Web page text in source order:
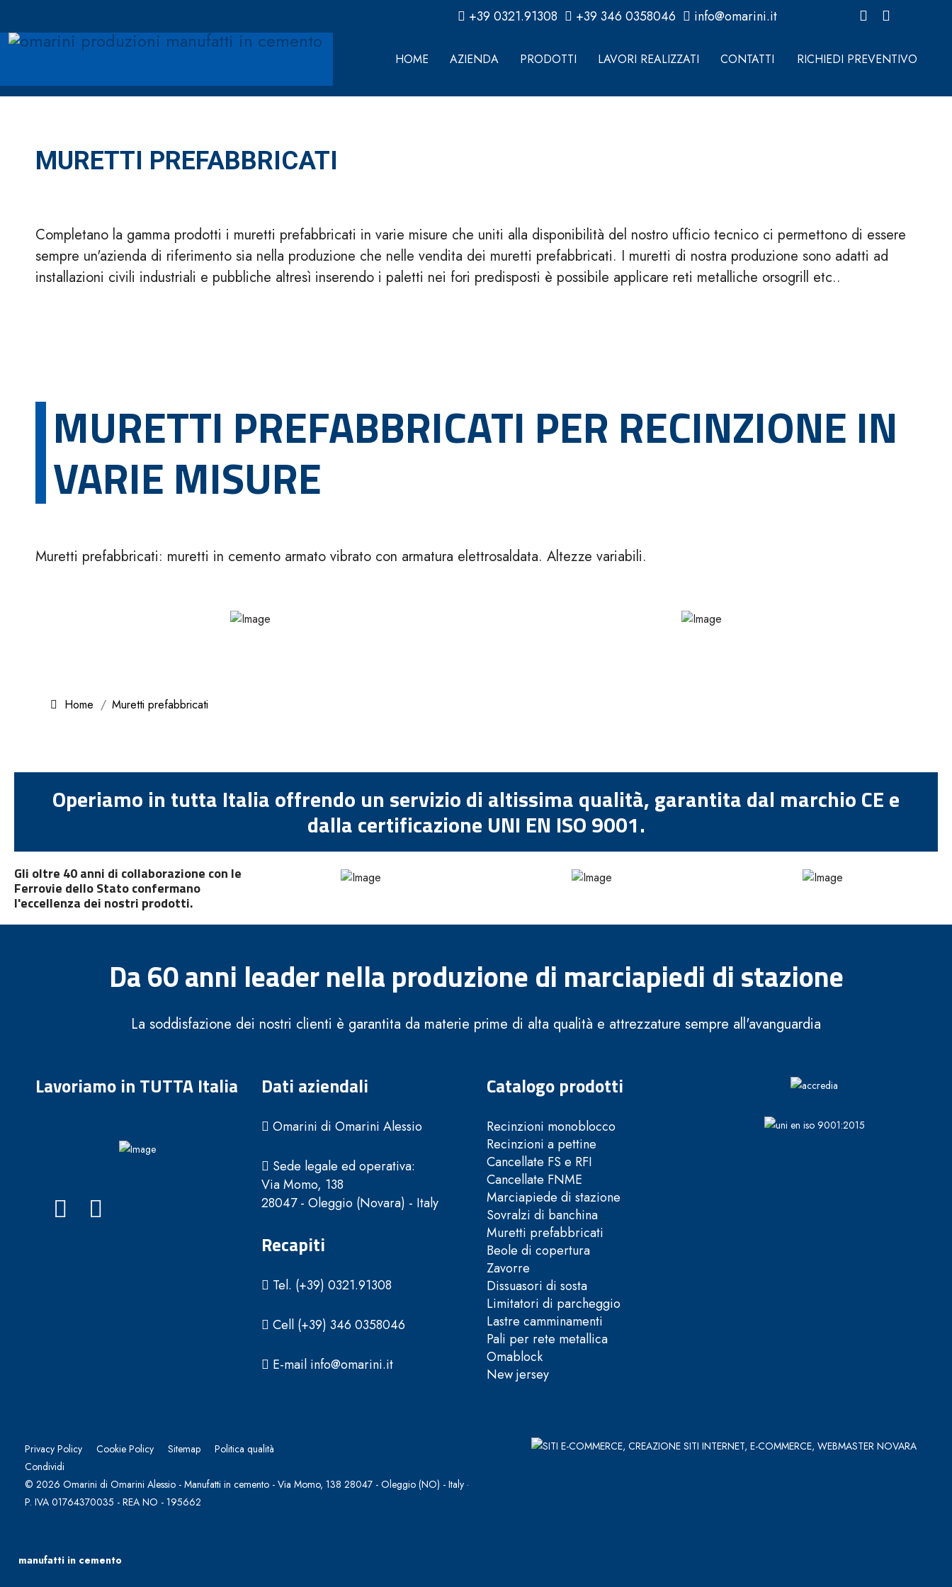
+39 0321.91308 +39 346 0358046 info@omarini.it
HOME AZIENDA PRODOTTI LAVORI REALIZZATI CONTATTI RICHIEDI PREVENTIVO
MURETTI PREFABBRICATI
Completano la gamma prodotti i muretti prefabbricati in varie misure che uniti alla disponibilità del nostro ufficio tecnico ci permettono di essere
sempre un'azienda di riferimento sia nella produzione che nelle vendita dei muretti prefabbricati. I muretti di nostra produzione sono adatti ad
installazioni civili industriali e pubbliche altresì inserendo i paletti nei fori predisposti è possibile applicare reti metalliche orsogrill etc..
MURETTI PREFABBRICATI PER RECINZIONE IN
VARIE MISURE
Muretti prefabbricati: muretti in cemento armato vibrato con armatura elettrosaldata. Altezze variabili.
Home Muretti prefabbricati
Operiamo in tutta Italia offrendo un servizio di altissima qualità, garantita dal marchio CE e
dalla certificazione UNI EN ISO 9001.
Gli oltre 40 anni di collaborazione con le
Ferrovie dello Stato confermano
l'eccellenza dei nostri prodotti.
Da 60 anni leader nella produzione di marciapiedi di stazione
La soddisfazione dei nostri clienti è garantita da materie prime di alta qualità e attrezzature sempre all'avanguardia
Lavoriamo in TUTTA Italia Dati aziendali
Omarini di Omarini Alessio
Sede legale ed operativa:
Via Momo, 138
28047 - Oleggio (Novara) - Italy
Recapiti
Tel. (+39) 0321.91308
Cell (+39) 346 0358046
E-mail info@omarini.it
Catalogo prodotti
Recinzioni monoblocco
Recinzioni a pettine
Cancellate FS e RFI
Cancellate FNME
Marciapiede di stazione
Sovralzi di banchina
Muretti prefabbricati
Beole di copertura
Zavorre
Dissuasori di sosta
Limitatori di parcheggio
Lastre camminamenti
Pali per rete metallica
Omablock
New jersey
Privacy Policy Cookie Policy Sitemap
Politica qualità
Condividi
© 2026 Omarini di Omarini Alessio - Manufatti in cemento - Via Momo, 138 28047 - Oleggio (NO) - Italy ·
P. IVA 01764370035 - REA NO - 195662
manufatti in cemento